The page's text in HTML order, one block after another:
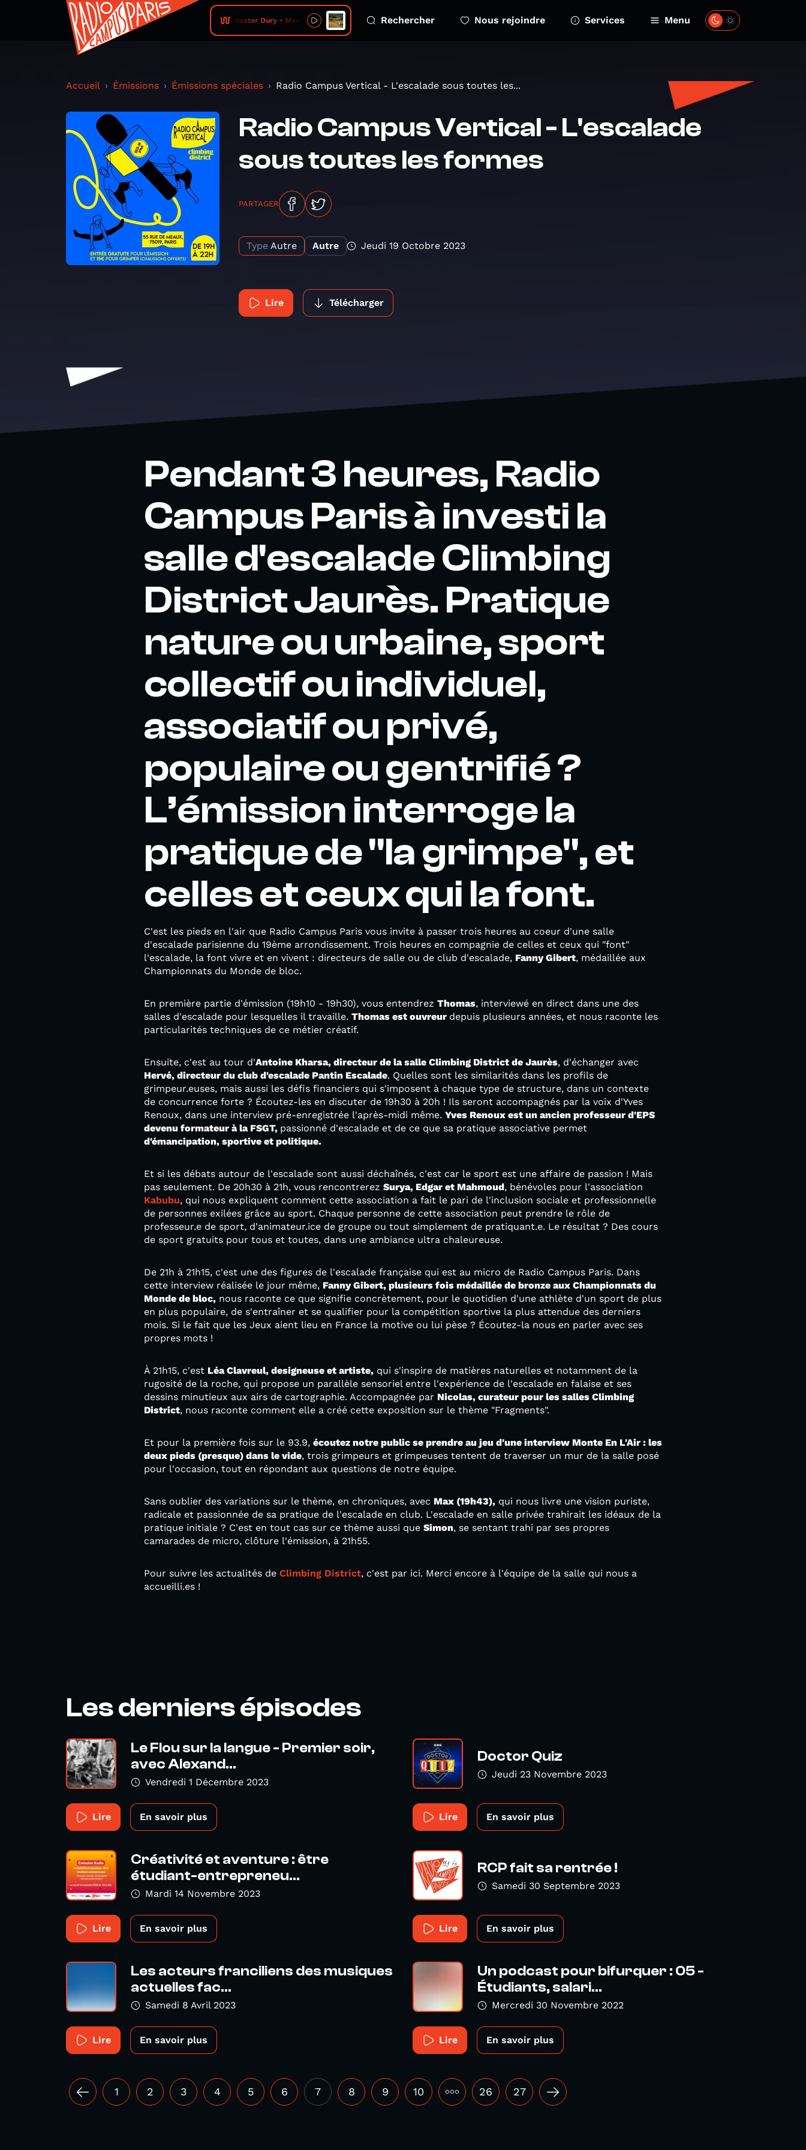
Baxter Dury • Miami Rechercher Nous rejoindre Services Menu
Accueil Émissions Émissions spéciales Radio Campus Vertical - L'escalade sous toutes les...
Radio Campus Vertical - L'escalade
sous toutes les formes
PARTAGER
Type Autre Autre Jeudi 19 Octobre 2023
Lire Télécharger
Pendant 3 heures, Radio
Campus Paris à investi la
salle d'escalade Climbing
District Jaurès. Pratique
nature ou urbaine, sport
collectif ou individuel,
associatif ou privé,
populaire ou gentrifié ?
L’émission interroge la
pratique de "la grimpe", et
celles et ceux qui la font.
C'est les pieds en l'air que Radio Campus Paris vous invite à passer trois heures au coeur d'une salle
d'escalade parisienne du 19ème arrondissement. Trois heures en compagnie de celles et ceux qui "font"
l'escalade, la font vivre et en vivent : directeurs de salle ou de club d'escalade, Fanny Gibert, médaillée aux
Championnats du Monde de bloc.
En première partie d'émission (19h10 - 19h30), vous entendrez Thomas, interviewé en direct dans une des
salles d'escalade pour lesquelles il travaille. Thomas est ouvreur depuis plusieurs années, et nous raconte les
particularités techniques de ce métier créatif.
Ensuite, c'est au tour d'Antoine Kharsa, directeur de la salle Climbing District de Jaurès, d'échanger avec
Hervé, directeur du club d'escalade Pantin Escalade. Quelles sont les similarités dans les profils de
grimpeur.euses, mais aussi les défis financiers qui s'imposent à chaque type de structure, dans un contexte
de concurrence forte ? Écoutez-les en discuter de 19h30 à 20h ! Ils seront accompagnés par la voix d'Yves
Renoux, dans une interview pré-enregistrée l'après-midi même. Yves Renoux est un ancien professeur d'EPS
devenu formateur à la FSGT, passionné d'escalade et de ce que sa pratique associative permet
d'émancipation, sportive et politique.
Et si les débats autour de l'escalade sont aussi déchaînés, c'est car le sport est une affaire de passion ! Mais
pas seulement. De 20h30 à 21h, vous rencontrerez Surya, Edgar et Mahmoud, bénévoles pour l'association
Kabubu, qui nous expliquent comment cette association a fait le pari de l'inclusion sociale et professionnelle
de personnes exilées grâce au sport. Chaque personne de cette association peut prendre le rôle de
professeur.e de sport, d'animateur.ice de groupe ou tout simplement de pratiquant.e. Le résultat ? Des cours
de sport gratuits pour tous et toutes, dans une ambiance ultra chaleureuse.
De 21h à 21h15, c'est une des figures de l'escalade française qui est au micro de Radio Campus Paris. Dans
cette interview réalisée le jour même, Fanny Gibert, plusieurs fois médaillée de bronze aux Championnats du
Monde de bloc, nous raconte ce que signifie concrètement, pour le quotidien d'une athlète d'un sport de plus
en plus populaire, de s'entraîner et se qualifier pour la compétition sportive la plus attendue des derniers
mois. Si le fait que les Jeux aient lieu en France la motive ou lui pèse ? Écoutez-la nous en parler avec ses
propres mots !
À 21h15, c'est Léa Clavreul, designeuse et artiste, qui s'inspire de matières naturelles et notamment de la
rugosité de la roche, qui propose un parallèle sensoriel entre l'expérience de l'escalade en falaise et ses
dessins minutieux aux airs de cartographie. Accompagnée par Nicolas, curateur pour les salles Climbing
District, nous raconte comment elle a créé cette exposition sur le thème "Fragments".
Et pour la première fois sur le 93.9, écoutez notre public se prendre au jeu d'une interview Monte En L'Air : les
deux pieds (presque) dans le vide, trois grimpeurs et grimpeuses tentent de traverser un mur de la salle posé
pour l'occasion, tout en répondant aux questions de notre équipe.
Sans oublier des variations sur le thème, en chroniques, avec Max (19h43), qui nous livre une vision puriste,
radicale et passionnée de sa pratique de l'escalade en club. L'escalade en salle privée trahirait les idéaux de la
pratique initiale ? C'est en tout cas sur ce thème aussi que Simon, se sentant trahi par ses propres
camarades de micro, clôture l'émission, à 21h55.
Pour suivre les actualités de Climbing District, c'est par ici. Merci encore à l'équipe de la salle qui nous a
accueilli.es !
Les derniers épisodes
Le Flou sur la langue - Premier soir,
avec Alexand...
Vendredi 1 Décembre 2023
Lire En savoir plus
Doctor Quiz
Jeudi 23 Novembre 2023
Lire En savoir plus
Créativité et aventure : être
étudiant-entrepreneu...
Mardi 14 Novembre 2023
Lire En savoir plus
RCP fait sa rentrée !
Samedi 30 Septembre 2023
Lire En savoir plus
Les acteurs franciliens des musiques
actuelles fac...
Samedi 8 Avril 2023
Lire En savoir plus
Un podcast pour bifurquer : 05 -
Étudiants, salari...
Mercredi 30 Novembre 2022
Lire En savoir plus
1 2 3 4 5 6 7 8 9 10 ••• 26 27